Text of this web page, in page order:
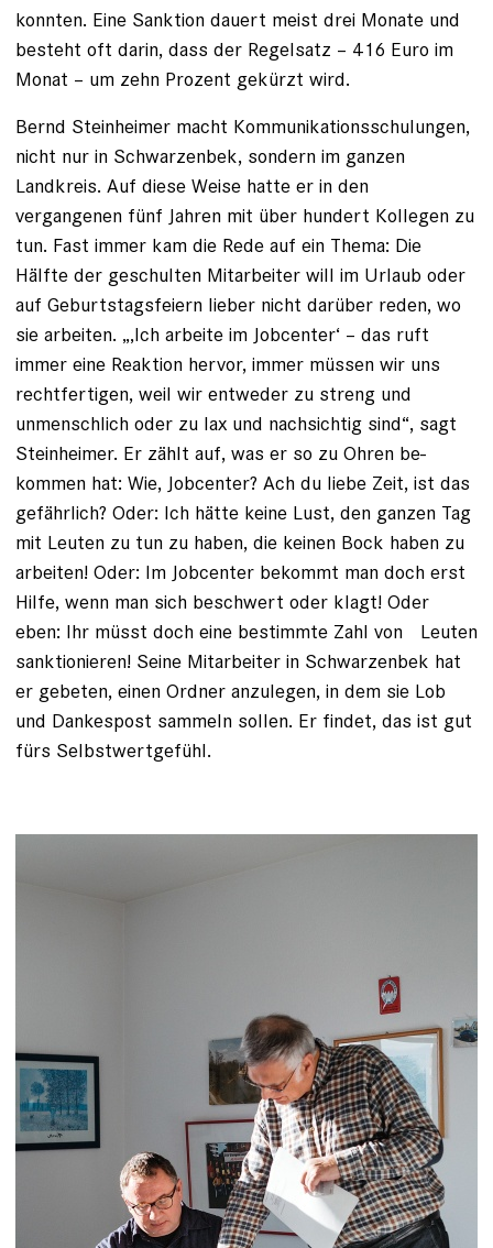
konnten. Eine Sanktion dauert meist drei Monate und
besteht oft darin, dass der Regelsatz – 416 Euro im
Monat – um zehn Prozent gekürzt wird.
Bernd Steinheimer macht Kommunikationsschulungen,
nicht nur in Schwarzenbek, sondern im ganzen
Landkreis. Auf diese Weise hatte er in den
vergangenen fünf Jahren mit über hundert Kollegen zu
tun. Fast immer kam die Rede auf ein Thema: Die
Hälfte der geschulten Mitarbeiter will im Urlaub oder
auf Geburtstagsfeiern lieber nicht darüber reden, wo
sie arbeiten. „‚Ich arbeite im Jobcenter‘ – das ruft
immer eine Reaktion hervor, immer müssen wir uns
rechtfertigen, weil wir entweder zu streng und
unmenschlich oder zu lax und nachsichtig sind“, sagt
Steinheimer. Er zählt auf, was er so zu Ohren be­
kommen hat: Wie, Jobcenter? Ach du liebe Zeit, ist das
gefährlich? Oder: Ich hätte keine Lust, den ganzen Tag
mit Leuten zu tun zu haben, die keinen Bock haben zu
arbeiten! Oder: Im Jobcenter bekommt man doch erst
Hilfe, wenn man sich beschwert oder klagt! Oder
eben: Ihr müsst doch eine bestimmte Zahl von Leuten
sanktionieren! Seine Mitarbeiter in Schwarzenbek hat
er gebeten, einen Ordner anzulegen, in dem sie Lob
und Dankespost sammeln sollen. Er findet, das ist gut
fürs Selbstwertgefühl.